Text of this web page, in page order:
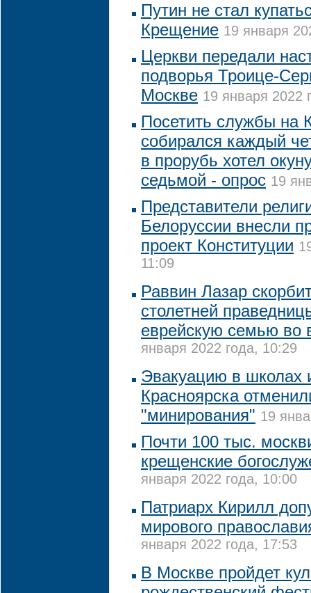
Путин не стал
Крещение 19 января
Церкви передали
подворья Троице-
Москве 19 января 2022
Посетить службы на
собирался каждый
в прорубь хотел
седьмой - опрос 19
Представители
Белоруссии внесли
проект Конституции
11:09
Раввин Лазар
столетней
еврейскую семью во
января 2022 года, 10:29
Эвакуацию в школах
Красноярска
"минирования" 19
Почти 100 тыс.
крещенские
января 2022 года, 10:00
Патриарх Кирилл
мирового
января 2022 года, 17:53
В Москве пройдет